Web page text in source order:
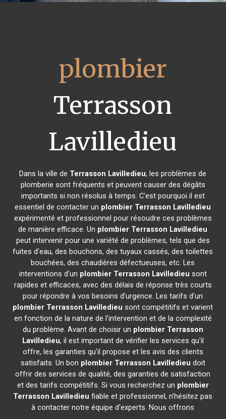
plombier
Terrasson
Lavilledieu
Dans la ville de Terrasson Lavilledieu, les problèmes de
plomberie sont fréquents et peuvent causer des dégâts
importants si non résolus à temps. C'est pourquoi il est
essentiel de contacter un plombier Terrasson Lavilledieu
expérimenté et professionnel pour résoudre ces problèmes
de manière efficace. Un plombier Terrasson Lavilledieu
peut intervenir pour une variété de problèmes, tels que des
fuites d'eau, des bouchons, des tuyaux cassés, des toilettes
bouchées, des chaudières défectueuses, etc. Les
interventions d'un plombier Terrasson Lavilledieu sont
rapides et efficaces, avec des délais de réponse très courts
pour répondre à vos besoins d'urgence. Les tarifs d'un
plombier Terrasson Lavilledieu sont compétitifs et varient
en fonction de la nature de l'intervention et de la complexité
du problème. Avant de choisir un plombier Terrasson
Lavilledieu, il est important de vérifier les services qu'il
offre, les garanties qu'il propose et les avis des clients
satisfaits. Un bon plombier Terrasson Lavilledieu doit
offrir des services de qualité, des garanties de satisfaction
et des tarifs compétitifs. Si vous recherchez un plombier
Terrasson Lavilledieu fiable et professionnel, n'hésitez pas
à contacter notre équipe d'experts. Nous offrons